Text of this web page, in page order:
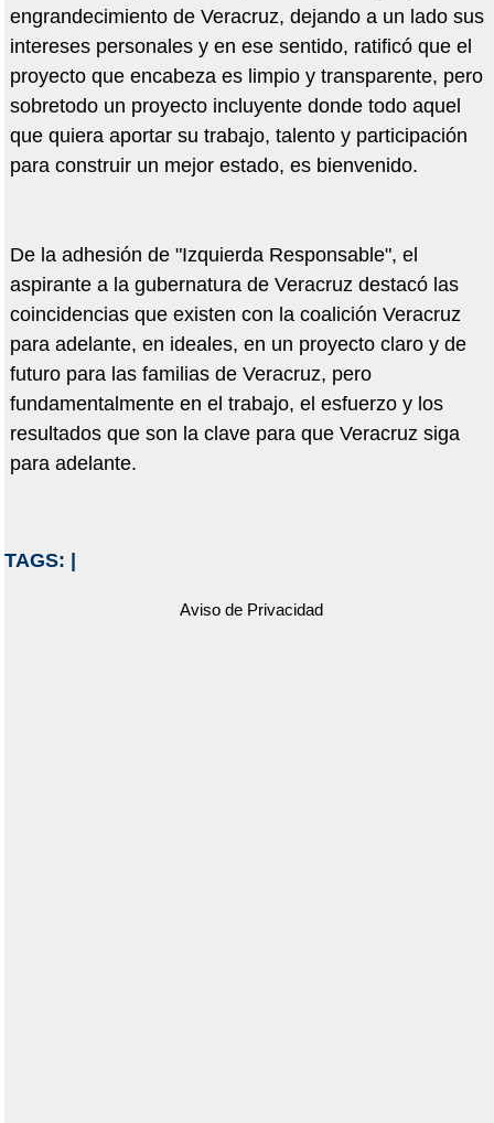
engrandecimiento de Veracruz, dejando a un lado sus
intereses personales y en ese sentido, ratificó que el
proyecto que encabeza es limpio y transparente, pero
sobretodo un proyecto incluyente donde todo aquel
que quiera aportar su trabajo, talento y participación
para construir un mejor estado, es bienvenido.
De la adhesión de "Izquierda Responsable", el
aspirante a la gubernatura de Veracruz destacó las
coincidencias que existen con la coalición Veracruz
para adelante, en ideales, en un proyecto claro y de
futuro para las familias de Veracruz, pero
fundamentalmente en el trabajo, el esfuerzo y los
resultados que son la clave para que Veracruz siga
para adelante.
TAGS:
Aviso de Privacidad